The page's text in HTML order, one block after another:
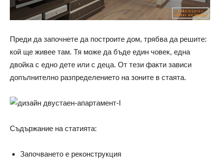
Преди да започнете да построите дом, трябва да решите:
кой ще живее там. Тя може да бъде един човек, една
двойка с едно дете или с деца. От тези факти зависи
допълнително разпределението на зоните в стаята.
Съдържание на статията:
Започването е реконструкция